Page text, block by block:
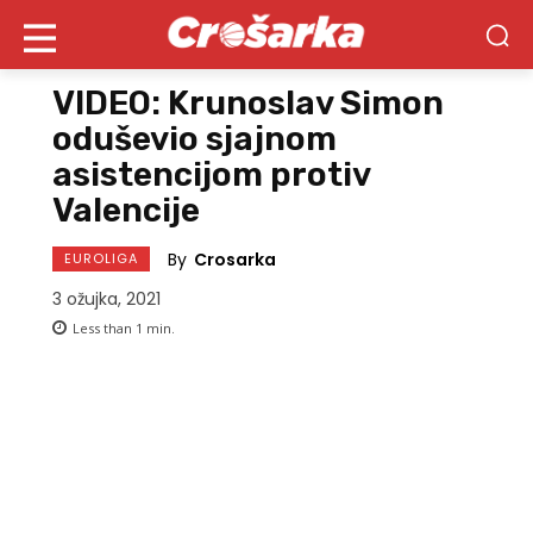
VIDEO: Krunoslav Simon
oduševio sjajnom
asistencijom protiv
Valencije
EUROLIGA By Crosarka
3 ožujka, 2021
Less than 1 min.